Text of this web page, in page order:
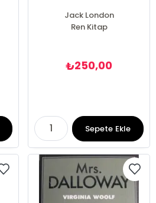
Jack London
Ren Kitap
₺250,00
Sepete Ekle